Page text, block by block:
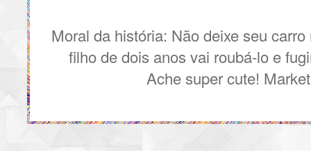
Moral da história: Não deixe seu
filho de dois anos vai roubá-lo e
Ache super cute!